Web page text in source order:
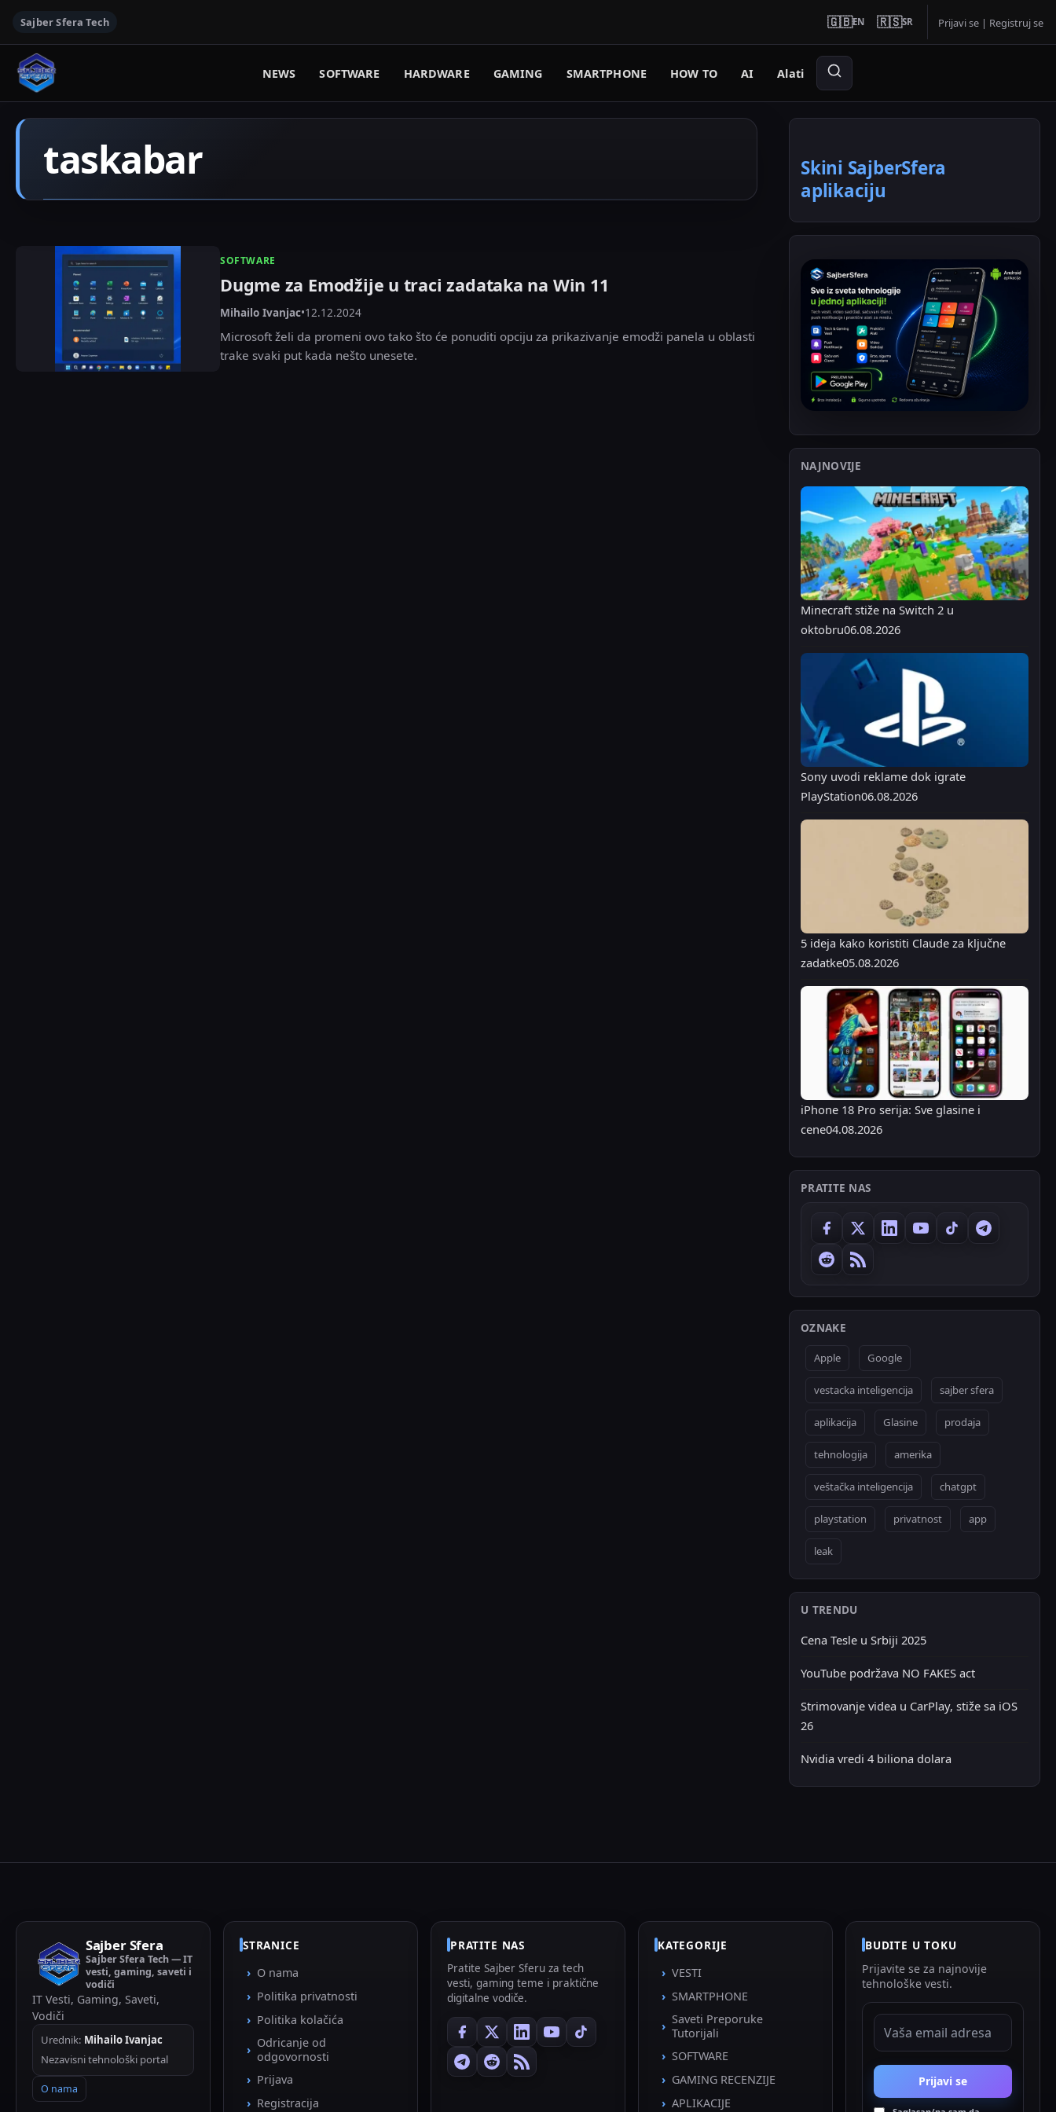
Sajber Sfera Tech 🇬🇧EN 🇷🇸SR Prijavi se | Registruj se
NEWS SOFTWARE HARDWARE GAMING SMARTPHONE HOW TO AI Alati
taskabar
SOFTWARE
Dugme za Emodžije u traci zadataka na Win 11
Mihailo Ivanjac•12.12.2024
Microsoft želi da promeni ovo tako što će ponuditi opciju za prikazivanje emodži panela u oblasti
trake svaki put kada nešto unesete.
Skini SajberSfera
aplikaciju
NAJNOVIJE
Minecraft stiže na Switch 2 u
oktobru06.08.2026
Sony uvodi reklame dok igrate
PlayStation06.08.2026
5 ideja kako koristiti Claude za ključne
zadatke05.08.2026
iPhone 18 Pro serija: Sve glasine i
cene04.08.2026
PRATITE NAS
OZNAKE
Apple Google
vestacka inteligencija sajber sfera
aplikacija Glasine prodaja
tehnologija amerika
veštačka inteligencija chatgpt
playstation privatnost app
leak
U TRENDU
Cena Tesle u Srbiji 2025
YouTube podržava NO FAKES act
Strimovanje videa u CarPlay, stiže sa iOS
26
Nvidia vredi 4 biliona dolara
Sajber Sfera
Sajber Sfera Tech — IT
vesti, gaming, saveti i
vodiči
IT Vesti, Gaming, Saveti,
Vodiči
Urednik: Mihailo Ivanjac
Nezavisni tehnološki portal
O nama
STRANICE
O nama
Politika privatnosti
Politika kolačića
Odricanje od
odgovornosti
Prijava
Registracija
PRATITE NAS
Pratite Sajber Sferu za tech
vesti, gaming teme i praktične
digitalne vodiče.
KATEGORIJE
VESTI
SMARTPHONE
Saveti Preporuke
Tutorijali
SOFTWARE
GAMING RECENZIJE
APLIKACIJE
BUDITE U TOKU
Prijavite se za najnovije
tehnološke vesti.
EMAIL ADRESA
Prijavi se